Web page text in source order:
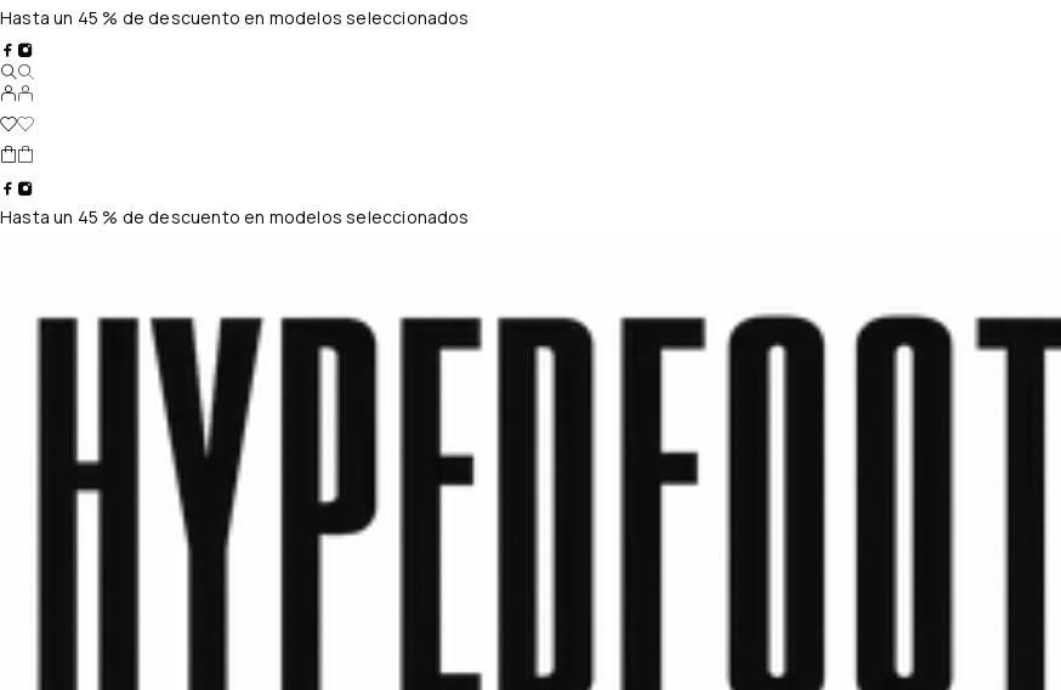
Hasta un 45 % de descuento en modelos seleccionados
Hasta un 45 % de descuento en modelos seleccionados